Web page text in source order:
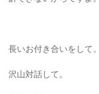
長いお付き合いをして。
沢山対話して。